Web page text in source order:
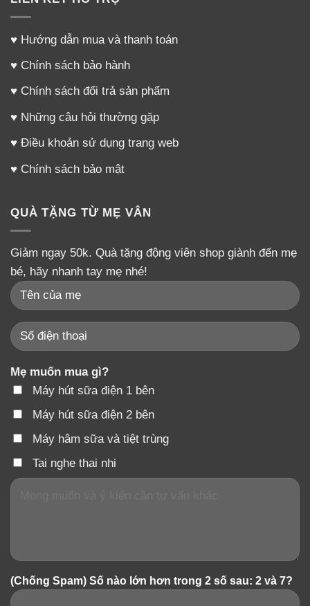
♥ Hướng dẫn mua và thanh toán
♥ Chính sách bảo hành
♥ Chính sách đổi trả sản phẩm
♥ Những câu hỏi thường gặp
♥ Điều khoản sử dụng trang web
♥ Chính sách bảo mật
QUÀ TẶNG TỪ MẸ VÂN
Giảm ngay 50k. Quà tặng động viên shop giành đến mẹ
bé, hãy nhanh tay mẹ nhé!
Mẹ muốn mua gì?
Máy hút sữa điện 1 bên
Máy hút sữa điện 2 bên
Máy hâm sữa và tiệt trùng
Tai nghe thai nhi
(Chống Spam) Số nào lớn hơn trong 2 số sau: 2 và 7?